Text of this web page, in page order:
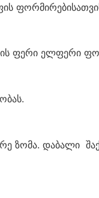
ფერი ელფერი
ზომა. დაბალი